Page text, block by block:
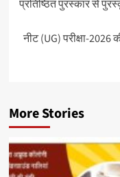
प्रतिष्ठित पुरस्कार से
नीट (UG) परीक्षा-2026
More Stories